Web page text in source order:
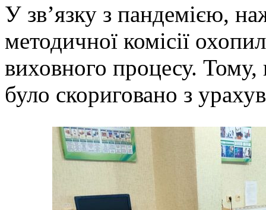
У зв’язку з пандемією,
методичної комісії
виховного процесу.
було скориговано з